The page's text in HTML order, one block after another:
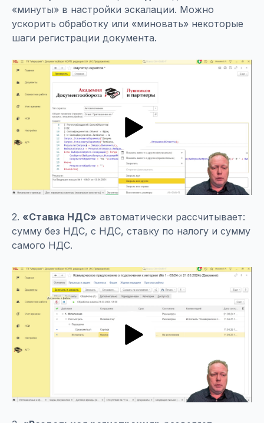
«минуты» в настройки эскалации. Можно
ускорить обработку или «миновать» некоторые
шаги регистрации документа.
2. «Ставка НДС» автоматически рассчитывает:
сумму без НДС, с НДС, ставку по налогу и сумму
самого НДС.